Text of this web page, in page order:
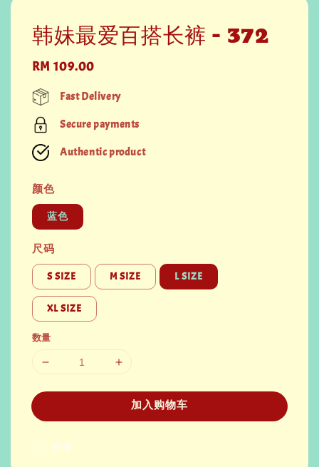
韩妹最爱百搭长裤 - 372
Regular
price
RM 109.00
Fast Delivery
Secure payments
Authentic product
颜色
蓝色
尺码
S SIZE M SIZE L SIZE
XL SIZE
数量
加入购物车
分享